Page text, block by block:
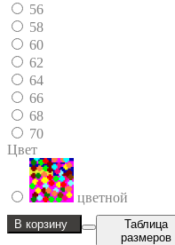
56
58
60
62
64
66
68
70
Цвет
цветной
В корзину
Таблица
размеров